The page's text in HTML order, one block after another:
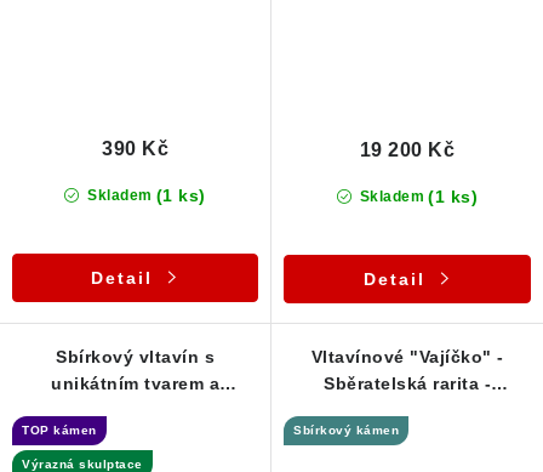
Skladem (1 ks)
390 Kč
Detail
Skladem (1 ks)
19 200 Kč
Detail
Sbírkový vltavín s
unikátním tvarem a
TOP kámen
Výrazná skulptace
Vltavínové "Vajíčko" -
Sběratelská rarita -
Sbírkový kámen